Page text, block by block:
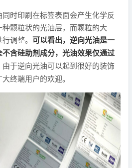
时印刷在标签表面会产生化学反
颗粒状的光油层，而颗粒的大
调整。 可以看出，逆向光油是一
含硅助剂成分，光油效果仅通过
由于逆向光油可以起到很好的装饰
终端用户的欢迎。